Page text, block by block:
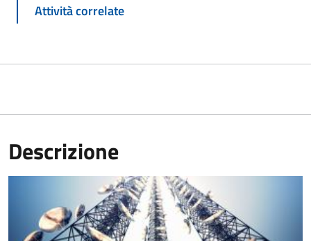
Attività correlate
Descrizione